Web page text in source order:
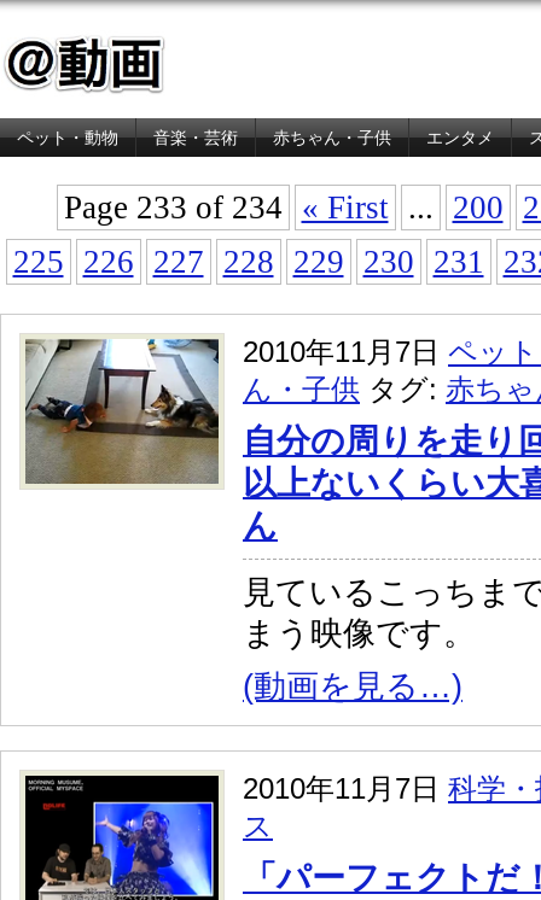
ペット・動物 音楽・芸術 赤ちゃん・子供 エンタメ
Page 233 of 234 « First ... 200
225 226 227 228 229 230 231
2010年11月7日 ペッ
ん・子供 タグ: 赤ち
自分の周りを走り
以上ないくらい大
ん
見ているこっちま
まう映像です。
(動画を見る…)
2010年11月7日 科学
ス
「パーフェクトだ